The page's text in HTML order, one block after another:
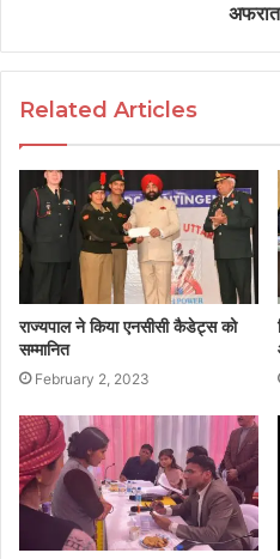
Related Articles
राज्यपाल ने किया एनसीसी कैडेट्स को
सम्मानित
February 2, 2023